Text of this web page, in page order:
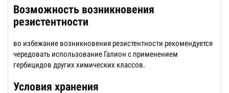
Возможность возникновения
резистентности
во избежание возникновения резистентности рекомендуется
чередовать использование Галион с применением
гербицидов других химических классов.
Условия хранения